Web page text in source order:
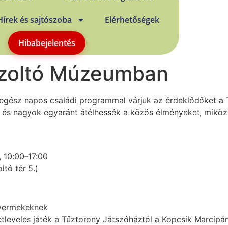
és sajtószoba Elérhetőségek
Hibabejelentés
Múzeumban
napos családi programmal várjuk az érdeklődőket a
nagyok egyaránt átélhessék a közös élményeket,
tér 5.)
játék a Tűztorony Játszóháztól a Kopcsik